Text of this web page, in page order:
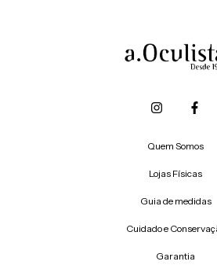
Quem Somos
Lojas Físicas
Guia de medidas
Cuidado e
Garantia